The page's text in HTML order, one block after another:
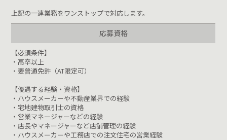
上記の一連業務をワンストップで対応します。
応募資格
【必須条件】
・高卒以上
・要普通免許（AT限定可）
【優遇する経験・資格】
・ハウスメーカーや不動産業界での経験
・宅地建物取引士の資格
・営業マネージャーなどの経験
・店長やマネージャーなど店舗管理の経験
・ハウスメーカーや工務店での注文住宅の営業経験